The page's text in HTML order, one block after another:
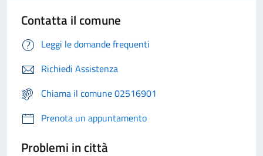
Contatta il comune
Leggi le domande frequenti
Richiedi Assistenza
Chiama il comune 02516901
Prenota un appuntamento
Problemi in città